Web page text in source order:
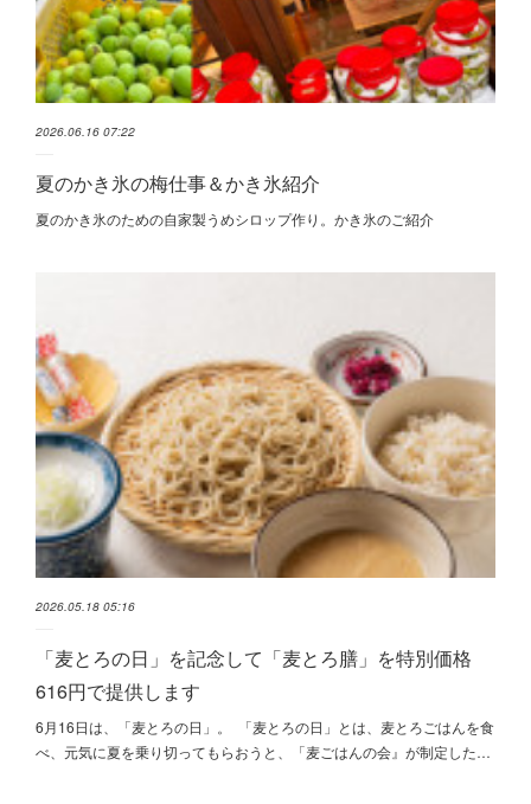
2026.06.16 07:22
夏のかき氷の梅仕事＆かき氷紹介
夏のかき氷のための自家製うめシロップ作り。かき氷のご紹介
2026.05.18 05:16
「麦とろの日」を記念して「麦とろ膳」を特別価格
616円で提供します
6月16日は、「麦とろの日」。 「麦とろの日」とは、麦とろごはんを食
べ、元気に夏を乗り切ってもらおうと、「麦ごはんの会』が制定した…